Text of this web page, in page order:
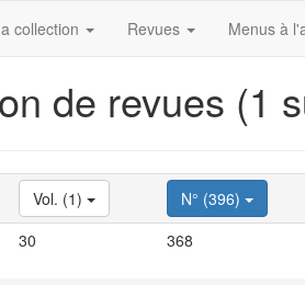
collection Revues Menus à
de revues (1
Vol. (1) N° (396)
30 368